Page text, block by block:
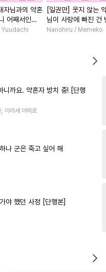
자님과의 약혼
어째서인지
했습니다 [단
Yuudachi
[일권만] 웃지 않는
님이 사랑에 빠진 건
저인 것 같습니다 [
Nanohiru / Memeko
니까요. 약혼자 방치 중! [단행
아라세 야히로
나 군은 죽고 싶어 해
야 했던 사정 [단행본]